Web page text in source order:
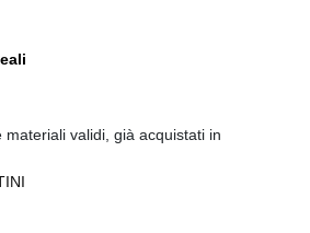
materiali validi, già acquistati in